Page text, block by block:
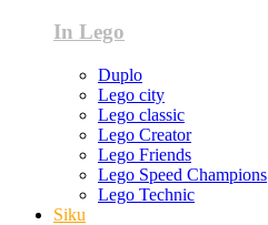
In Lego
Duplo
Lego city
Lego classic
Lego Creator
Lego Friends
Lego Speed Champions
Lego Technic
Siku